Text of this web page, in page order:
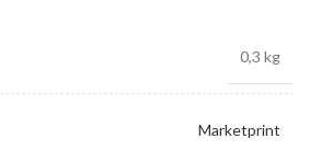
0,3 kg
Marketprint